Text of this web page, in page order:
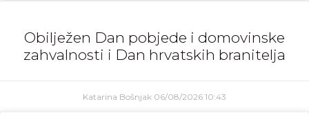
Obilježen Dan pobjede i domovinske
zahvalnosti i Dan hrvatskih branitelja
Katarina Bošnjak 06/08/2026 10:43